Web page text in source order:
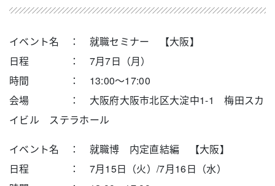
イベント名 ： 就職セミナー
【大阪】
日程 ： 7月7日（月）
時間 ： 13:00～17:00
会場 ： 大阪府大阪市北区大淀中1-1 梅田スカ
イビル ステラホール
イベント名 ： 就職博 内定直結編
【大阪】
日程 ： 7月15日（火）/7月16日（水）